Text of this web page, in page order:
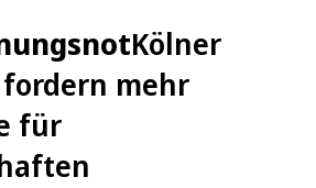
Kölner
mehr
für